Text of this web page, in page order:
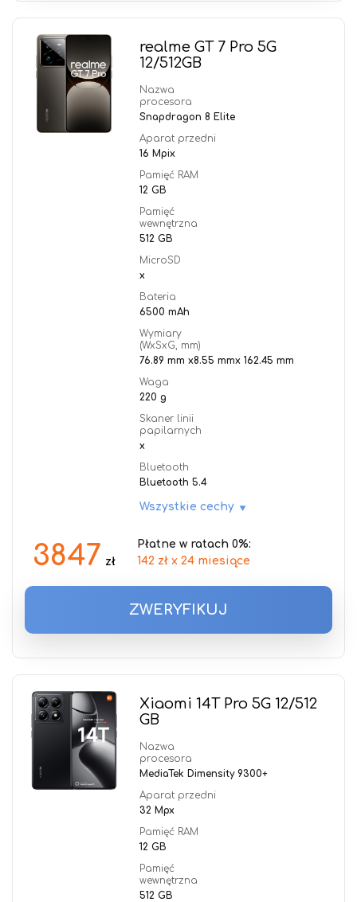
realme GT 7 Pro 5G
12/512GB
Nazwa
procesora
Snapdragon 8 Elite
Aparat przedni
16 Mpix
Pamięć RAM
12 GB
Pamięć
wewnętrzna
512 GB
MicroSD
x
Bateria
6500 mAh
Wymiary
(WxSxG, mm)
76.89 mm x8.55 mmx 162.45 mm
Waga
220 g
Skaner linii
papilarnych
x
Bluetooth
Bluetooth 5.4
Wszystkie cechy
3847 zł
Płatne w ratach 0%:
142 zł x 24 miesiące
ZWERYFIKUJ
Xiaomi 14T Pro 5G 12/512
GB
Nazwa
procesora
MediaTek Dimensity 9300+
Aparat przedni
32 Mpx
Pamięć RAM
12 GB
Pamięć
wewnętrzna
512 GB